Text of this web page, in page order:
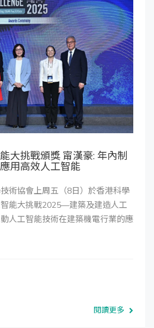
大挑戰頒獎 甯漢豪: 年內制
用高效人工智能
術協會上周五（8日）於香港科學
能大挑戰2025—建築及建造人工
人工智能技術在建築機電行業的應
閱讀更多